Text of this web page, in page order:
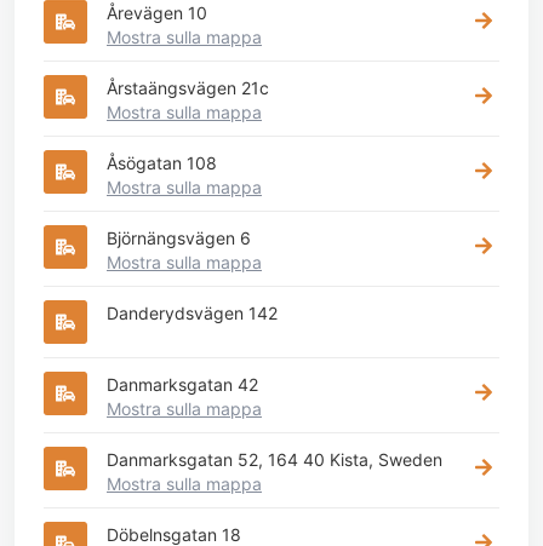
Årevägen 10
Mostra sulla mappa
Årstaängsvägen 21c
Mostra sulla mappa
Åsögatan 108
Mostra sulla mappa
Björnängsvägen 6
Mostra sulla mappa
Danderydsvägen 142
Danmarksgatan 42
Mostra sulla mappa
Danmarksgatan 52, 164 40 Kista, Sweden
Mostra sulla mappa
Döbelnsgatan 18